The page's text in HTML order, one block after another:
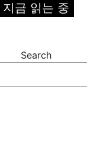
지금 읽는 중
Search